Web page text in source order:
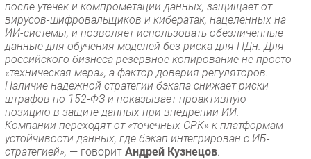
после утечек и компрометации данных, защищает от
вирусов-шифровальщиков и кибератак, нацеленных на
ИИ-системы, и позволяет использовать обезличенные
данные для обучения моделей без риска для ПДн. Для
российского бизнеса резервное копирование не просто
«техническая мера», а фактор доверия регуляторов.
Наличие надежной стратегии бэкапа снижает риски
штрафов по 152-ФЗ и показывает проактивную
позицию в защите данных при внедрении ИИ.
Компании переходят от «точечных СРК» к платформам
устойчивости данных, где бэкап интегрирован с ИБ-
стратегией», — говорит Андрей Кузнецов